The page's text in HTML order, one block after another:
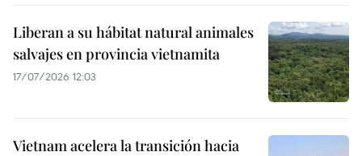
Liberan a su hábitat natural animales
salvajes en provincia vietnamita
17/07/2026 12:03
Vietnam acelera la transición hacia